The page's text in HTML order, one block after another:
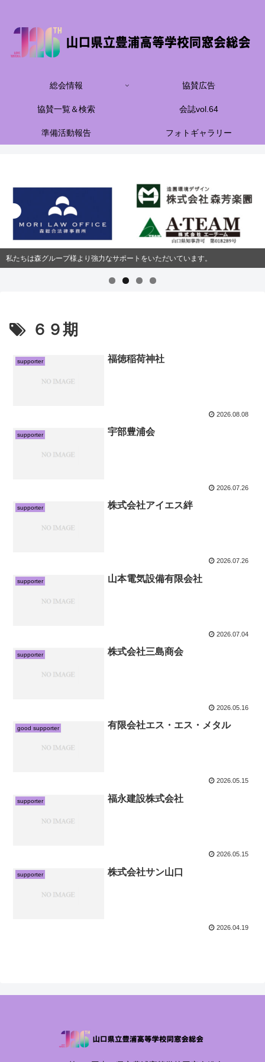
総会情報 協賛広告
協賛一覧＆検索 会誌vol.64
準備活動報告 フォトギャラリー
私たちは森グループ様より強力なサポートをいただいています。
６９期
supporter 福徳稲荷神社
2026.08.08
supporter 宇部豊浦会
2026.07.26
supporter 株式会社アイエス絆
2026.07.26
supporter 山本電気設備有限会社
2026.07.04
supporter 株式会社三島商会
2026.05.16
good supporter 有限会社エス・エス・メタル
2026.05.15
supporter 福永建設株式会社
2026.05.15
supporter 株式会社サン山口
2026.04.19